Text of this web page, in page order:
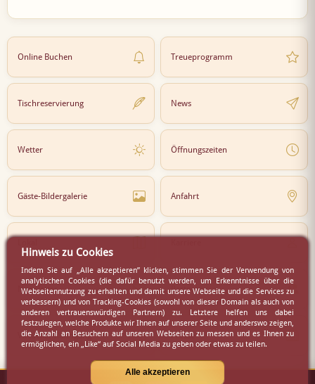
Online Buchen Treueprogramm
Tischreservierung News
Wetter Öffnungszeiten
Gäste-Bildergalerie Anfahrt
Newsletter Partner
Virtueller Rundgang Presse
Hinweis zu Cookies
Indem Sie auf „Alle akzeptieren” klicken, stimmen Sie der Verwendung von
analytischen Cookies (die dafür benutzt werden, um Erkenntnisse über die
Webseitennutzung zu erhalten und damit unsere Webseite und die Services zu
verbessern) und von Tracking-Cookies (sowohl von dieser Domain als auch von
anderen vertrauenswürdigen Partnern) zu. Letztere helfen uns dabei
festzulegen, welche Produkte wir Ihnen auf unserer Seite und anderswo zeigen,
die Anzahl an Besuchern auf unseren Webseiten zu messen und es Ihnen zu
ermöglichen, ein „Like“ auf Social Media zu geben oder etwas zu teilen.
Alle akzeptieren